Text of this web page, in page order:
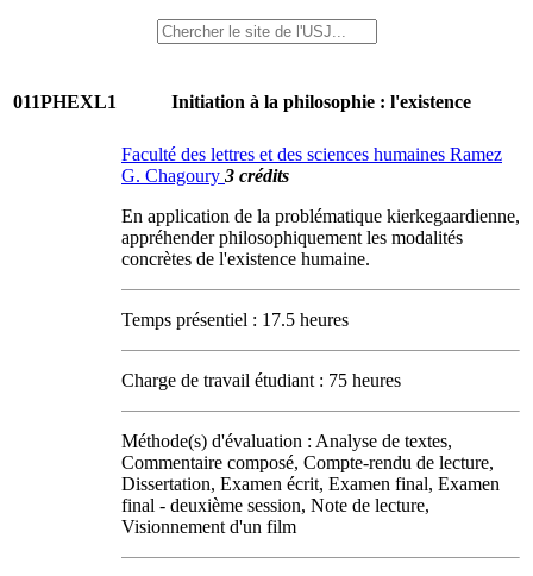
011PHEXL1 Initiation à la philosophie : l'existence
Faculté des lettres et des sciences humaines Ramez
G. Chagoury 3 crédits
En application de la problématique kierkegaardienne,
appréhender philosophiquement les modalités
concrètes de l'existence humaine.
Temps présentiel : 17.5 heures
Charge de travail étudiant : 75 heures
Méthode(s) d'évaluation : Analyse de textes,
Commentaire composé, Compte-rendu de lecture,
Dissertation, Examen écrit, Examen final, Examen
final - deuxième session, Note de lecture,
Visionnement d'un film